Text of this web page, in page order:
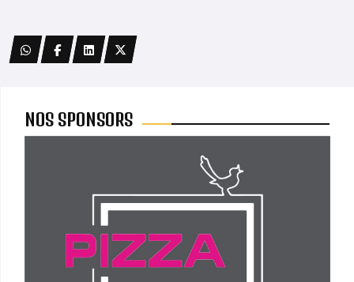
NOS SPONSORS